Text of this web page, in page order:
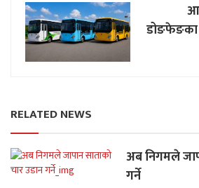
डोङफेङका
RELATED NEWS
अब निगमले
गर्ने